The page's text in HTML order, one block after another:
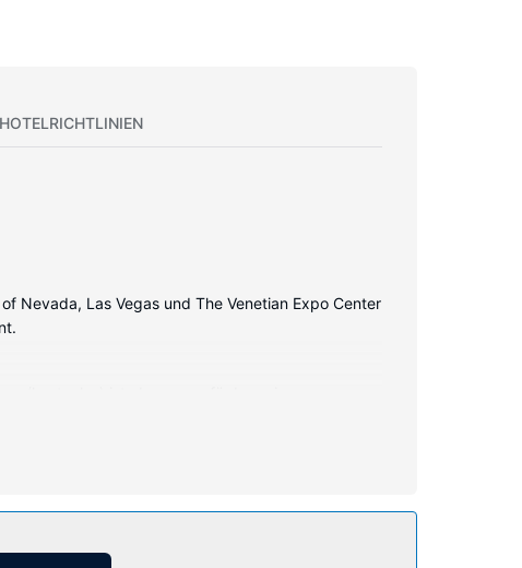
HOTELRICHTLINIEN
Nevada, Las Vegas und The Venetian Expo Center
und Wasserkocher mit Kaffee-/Teezubehör sowie
Concierge-Service und ein Spielzimmer/Arcade-